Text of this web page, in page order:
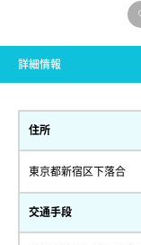
詳細情報
住所
東京都新宿区下落合
交通手段